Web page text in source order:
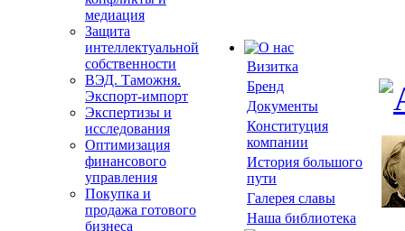
медиация
Защита
интеллектуальной
собственности
ВЭД. Таможня.
Экспорт-импорт
Экспертизы и
исследования
Оптимизация
финансового
управления
Покупка и
продажа готового
бизнеса
Визитка
Бренд
Документы
Конституция
компании
История большого
пути
Галерея славы
Наша библиотека